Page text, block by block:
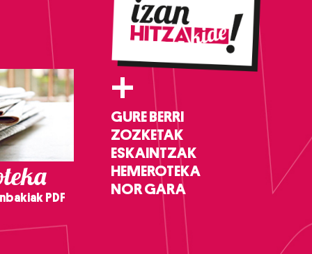
PDF
+
GURE BERRI
ZOZKETAK
ESKAINTZAK
HEMEROTEKA
NOR GARA